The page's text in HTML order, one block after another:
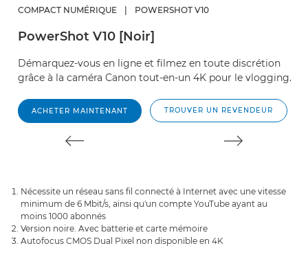
COMPACT NUMÉRIQUE POWERSHOT V10
PowerShot V10 [Noir]
Démarquez-vous en ligne et filmez en toute discrétion
grâce à la caméra Canon tout-en-un 4K pour le vlogging.
ACHETER MAINTENANT TROUVER UN REVENDEUR
Nécessite un réseau sans fil connecté à Internet avec une vitesse
minimum de 6 Mbit/s, ainsi qu'un compte YouTube ayant au
moins 1000 abonnés
Version noire. Avec batterie et carte mémoire
Autofocus CMOS Dual Pixel non disponible en 4K